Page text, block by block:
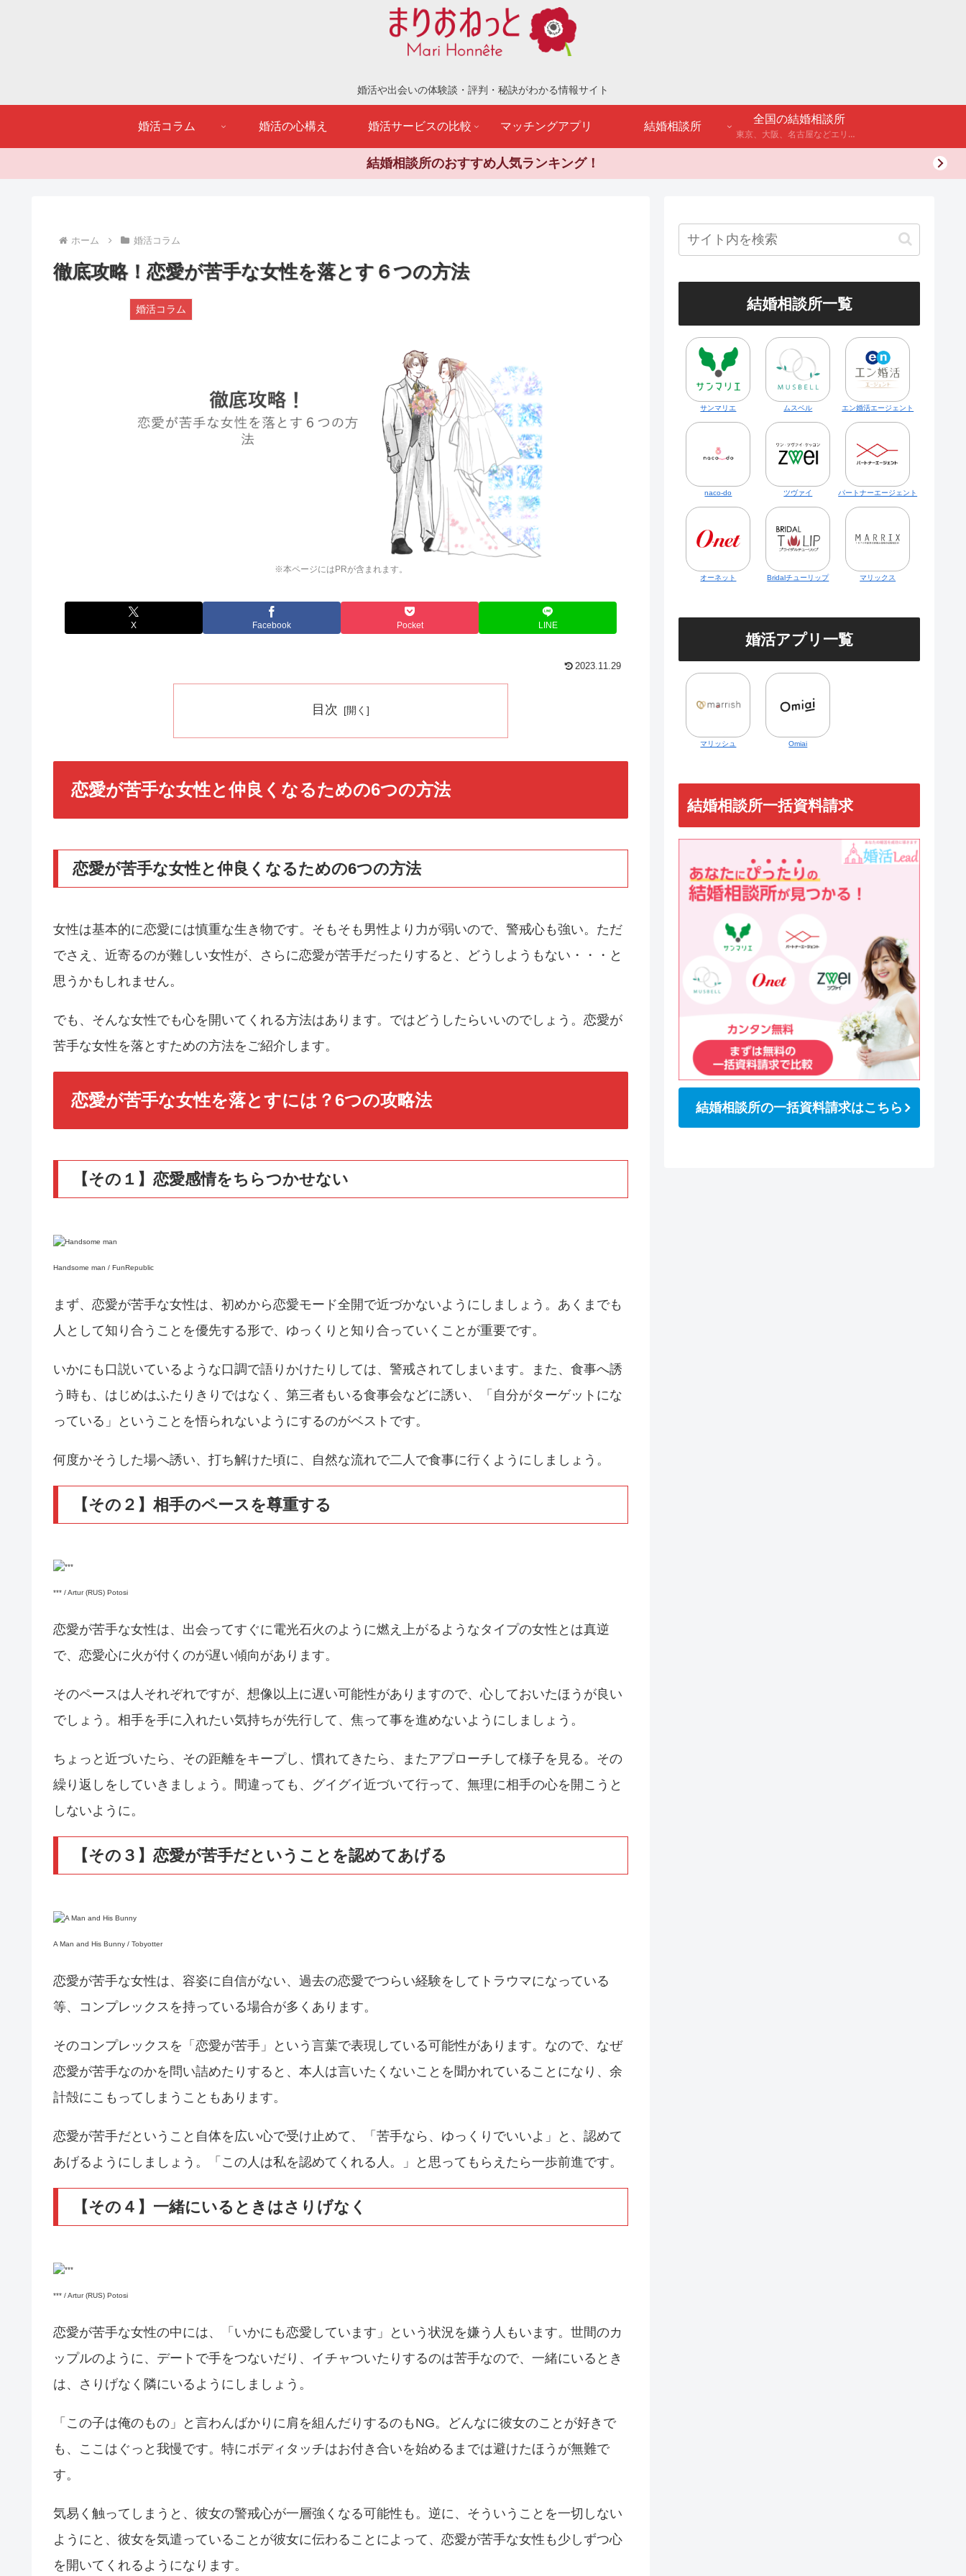
婚活や出会いの体験談・評判・秘訣がわかる情報サイト
婚活コラム 婚活の心構え 婚活サービスの比較 マッチングアプリ 結婚相談所
全国の結婚相談所
東京、大阪、名古屋などエリア別のアンケート調査や結婚相談所・婚活パーティーの体験談などを公開。
結婚相談所のおすすめ人気ランキング！
ホーム 婚活コラム
徹底攻略！恋愛が苦手な女性を落とす６つの方法
※本ページにはPRが含まれます。
婚活コラム
X Facebook Pocket LINE
2023.11.29
目次
恋愛が苦手な女性と仲良くなるための6つの方法
恋愛が苦手な女性と仲良くなるための6つの方法
女性は基本的に恋愛には慎重な生き物です。そもそも男性より力が弱いので、警戒心も強い。ただ
でさえ、近寄るのが難しい女性が、さらに恋愛が苦手だったりすると、どうしようもない・・・と
思うかもしれません。
でも、そんな女性でも心を開いてくれる方法はあります。ではどうしたらいいのでしょう。恋愛が
苦手な女性を落とすための方法をご紹介します。
恋愛が苦手な女性を落とすには？6つの攻略法
【その１】恋愛感情をちらつかせない
Handsome man / FunRepublic
まず、恋愛が苦手な女性は、初めから恋愛モード全開で近づかないようにしましょう。あくまでも
人として知り合うことを優先する形で、ゆっくりと知り合っていくことが重要です。
いかにも口説いているような口調で語りかけたりしては、警戒されてしまいます。また、食事へ誘
う時も、はじめはふたりきりではなく、第三者もいる食事会などに誘い、「自分がターゲットにな
っている」ということを悟られないようにするのがベストです。
何度かそうした場へ誘い、打ち解けた頃に、自然な流れで二人で食事に行くようにしましょう。
【その２】相手のペースを尊重する
*** / Artur (RUS) Potosi
恋愛が苦手な女性は、出会ってすぐに電光石火のように燃え上がるようなタイプの女性とは真逆
で、恋愛心に火が付くのが遅い傾向があります。
そのペースは人それぞれですが、想像以上に遅い可能性がありますので、心しておいたほうが良い
でしょう。相手を手に入れたい気持ちが先行して、焦って事を進めないようにしましょう。
ちょっと近づいたら、その距離をキープし、慣れてきたら、またアプローチして様子を見る。その
繰り返しをしていきましょう。間違っても、グイグイ近づいて行って、無理に相手の心を開こうと
しないように。
【その３】恋愛が苦手だということを認めてあげる
A Man and His Bunny / Tobyotter
恋愛が苦手な女性は、容姿に自信がない、過去の恋愛でつらい経験をしてトラウマになっている
等、コンプレックスを持っている場合が多くあります。
そのコンプレックスを「恋愛が苦手」という言葉で表現している可能性があります。なので、なぜ
恋愛が苦手なのかを問い詰めたりすると、本人は言いたくないことを聞かれていることになり、余
計殻にこもってしまうこともあります。
恋愛が苦手だということ自体を広い心で受け止めて、「苦手なら、ゆっくりでいいよ」と、認めて
あげるようにしましょう。「この人は私を認めてくれる人。」と思ってもらえたら一歩前進です。
【その４】一緒にいるときはさりげなく
*** / Artur (RUS) Potosi
恋愛が苦手な女性の中には、「いかにも恋愛しています」という状況を嫌う人もいます。世間のカ
ップルのように、デートで手をつないだり、イチャついたりするのは苦手なので、一緒にいるとき
は、さりげなく隣にいるようにしましょう。
「この子は俺のもの」と言わんばかりに肩を組んだりするのもNG。どんなに彼女のことが好きで
も、ここはぐっと我慢です。特にボディタッチはお付き合いを始めるまでは避けたほうが無難で
す。
気易く触ってしまうと、彼女の警戒心が一層強くなる可能性も。逆に、そういうことを一切しない
ようにと、彼女を気遣っていることが彼女に伝わることによって、恋愛が苦手な女性も少しずつ心
を開いてくれるようになります。
結婚相談所一覧
サンマリエ ムスベル エン婚活エージェント
naco-do ツヴァイ パートナーエージェント
オーネット Bridalチューリップ マリックス
婚活アプリ一覧
マリッシュ Omiai
結婚相談所一括資料請求
結婚相談所の一括資料請求はこちら